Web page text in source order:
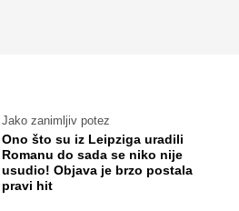
Jako zanimljiv potez
Ono što su iz Leipziga uradili
Romanu do sada se niko nije
usudio! Objava je brzo postala
pravi hit